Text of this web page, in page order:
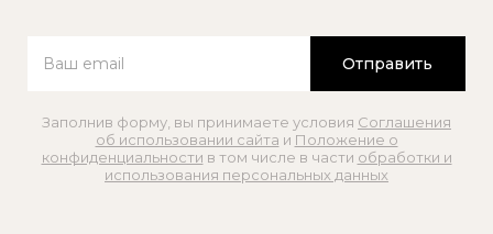
Отправить
Заполнив форму, вы принимаете условия Соглашения
об использовании сайта и Положение о
конфиденциальности в том числе в части обработки и
использования персональных данных